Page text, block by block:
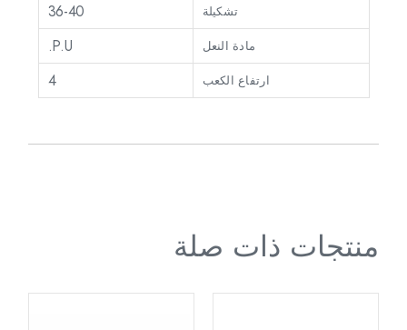
تشكيلة 36-40
مادة النعل P.U.
ارتفاع الكعب 4
منتجات ذات صلة